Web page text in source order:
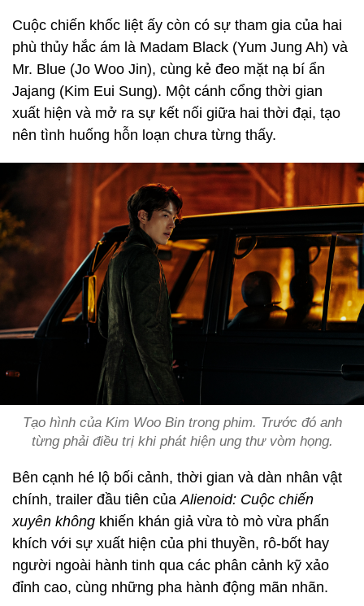
Cuộc chiến khốc liệt ấy còn có sự tham gia của hai
phù thủy hắc ám là Madam Black (Yum Jung Ah) và
Mr. Blue (Jo Woo Jin), cùng kẻ đeo mặt nạ bí ẩn
Jajang (Kim Eui Sung). Một cánh cổng thời gian
xuất hiện và mở ra sự kết nối giữa hai thời đại, tạo
nên tình huống hỗn loạn chưa từng thấy.
Tạo hình của Kim Woo Bin trong phim. Trước đó anh
từng phải điều trị khi phát hiện ung thư vòm họng.
Bên cạnh hé lộ bối cảnh, thời gian và dàn nhân vật
chính, trailer đầu tiên củaAlienoid: Cuộc chiến
xuyên không khiến khán giả vừa tò mò vừa phấn
khích với sự xuất hiện của phi thuyền, rô-bốt hay
người ngoài hành tinh qua các phân cảnh kỹ xảo
đỉnh cao, cùng những pha hành động mãn nhãn.